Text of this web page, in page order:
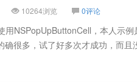
10264浏览 0评论
用NSPopUpButtonCell，本人示
很多，试了好多次才成功，而